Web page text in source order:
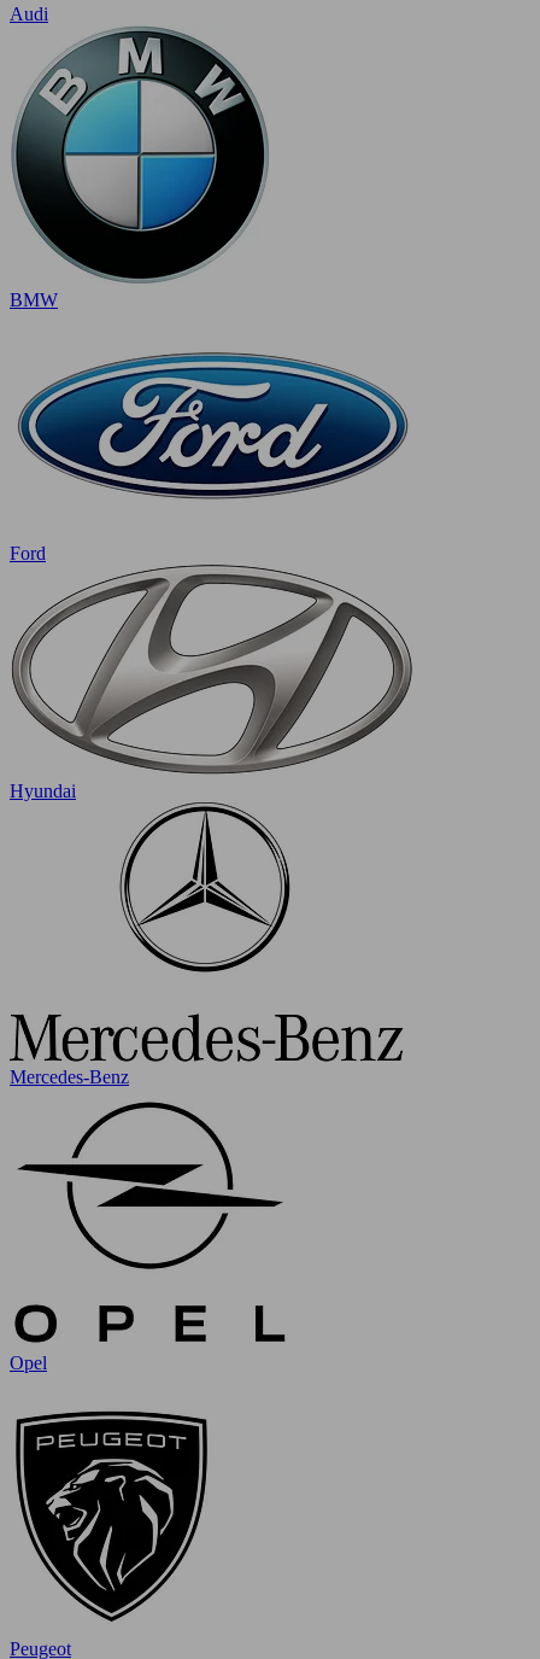
Audi
BMW
Ford
Hyundai
Mercedes-Benz
Opel
Peugeot